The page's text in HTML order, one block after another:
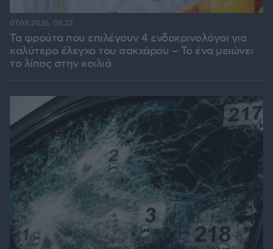
Τα φρούτα που επιλέγουν 4 ενδοκρινολόγοι για
καλύτερο έλεγχο του σακχάρου – Το ένα μειώνει
το λίπος στην κοιλιά
07.08.2026, 08:32